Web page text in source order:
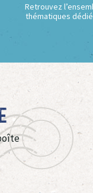
Retrouvez
thématiques